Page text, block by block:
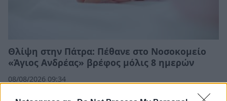
Θλίψη στην Πάτρα: Πέθανε στο Νοσοκομείο
«Άγιος Ανδρέας» βρέφος μόλις 8 ημερών
08/08/2026 09:34